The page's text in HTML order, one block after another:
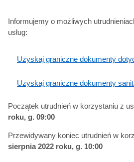
Informujemy o możliwych
usług:
Uzyskaj graniczne dokumenty
Uzyskaj graniczne dokumenty
Początek utrudnień w korzystaniu z
roku, g. 09:00
Przewidywany koniec utrudnień w
sierpnia 2022 roku, g. 10:00